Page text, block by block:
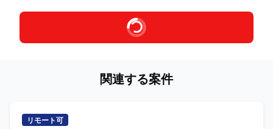
関連する案件
リモート可